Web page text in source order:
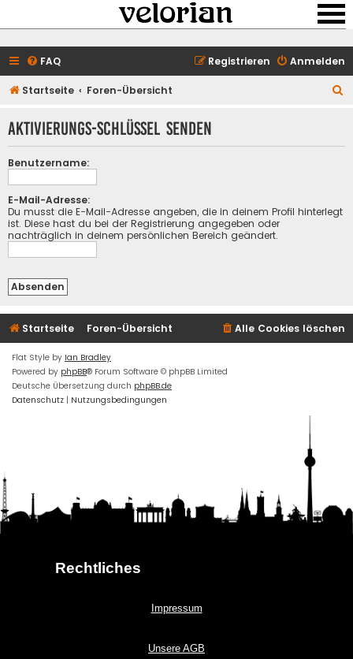
FAQ Anmelden
Registrieren
Startseite Foren-Übersicht
h
Aktivierungs-Schlüssel senden
Benutzername:
E-Mail-Adresse:
Du musst die E-Mail-Adresse angeben, die in deinem Profil hinterlegt
ist. Diese hast du bei der Registrierung angegeben oder
nachträglich in deinem persönlichen Bereich geändert.
Startseite Foren-Übersicht Alle Cookies löschen
Flat Style by Ian Bradley
Powered by phpBB® Forum Software © phpBB Limited
Deutsche Übersetzung durch phpBB.de
Datenschutz | Nutzungsbedingungen
Rechtliches
Impressum
Unsere AGB